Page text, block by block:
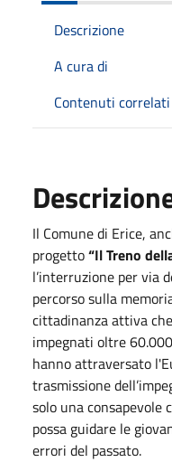
Descrizione
A cura di
Contenuti correlati
Il Comune di Erice,
progetto“Il Treno
l’interruzione per via
percorso sulla
cittadinanza attiva
impegnati oltre
hanno attraversato
trasmissione
solo una consapevole
possa guidare le
errori del passato.